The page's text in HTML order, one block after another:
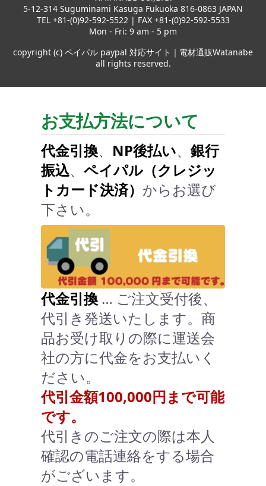
5-12-314 Suguminami Kasuga Fukuoka 816-0863 JAPAN
TEL +81-(0)92-592-5522 | FAX +81-(0)92-592-5533
Mon - Fri: 9 am - 5 pm
copyright (c) ペイパル paypal 対応サイト｜電材通販Watanabe
all rights reserved.
お支払方法について
代金引換、 NP後払い、 銀行
振込、 ペイパル（クレジッ
トカード決済） からお選び
下さい。
代金引換 … ご注文受付後、
代引き発送いたします。商
品お受け取りの際に運送会
社の方に代金をお支払いく
ださい。
代引金額100,000円まで可能
です。
代引きのご注文の際は本人
確認の電話連絡をする場合
がございます。